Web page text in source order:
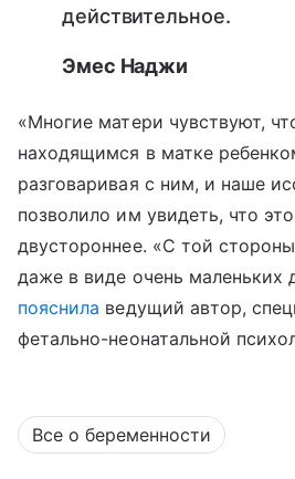
действительное.
Эмес Наджи
«Многие матери чувствуют,
находящимся в матке
разговаривая с ним, и наше
позволило им увидеть, что
двустороннее. «С той
даже в виде очень
пояснила ведущий автор,
фетально-неонатальной
Все о беременности